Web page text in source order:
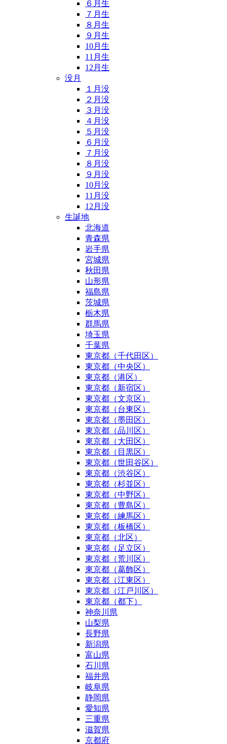
６月生
７月生
８月生
９月生
10月生
11月生
12月生
没月
１月没
２月没
３月没
４月没
５月没
６月没
７月没
８月没
９月没
10月没
11月没
12月没
生誕地
北海道
青森県
岩手県
宮城県
秋田県
山形県
福島県
茨城県
栃木県
群馬県
埼玉県
千葉県
東京都（千代田区）
東京都（中央区）
東京都（港区）
東京都（新宿区）
東京都（文京区）
東京都（台東区）
東京都（墨田区）
東京都（品川区）
東京都（大田区）
東京都（目黒区）
東京都（世田谷区）
東京都（渋谷区）
東京都（杉並区）
東京都（中野区）
東京都（豊島区）
東京都（練馬区）
東京都（板橋区）
東京都（北区）
東京都（足立区）
東京都（荒川区）
東京都（葛飾区）
東京都（江東区）
東京都（江戸川区）
東京都（都下）
神奈川県
山梨県
長野県
新潟県
富山県
石川県
福井県
岐阜県
静岡県
愛知県
三重県
滋賀県
京都府